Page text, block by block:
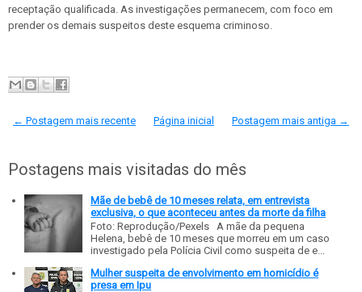
receptação qualificada. As investigações permanecem, com foco em
prender os demais suspeitos deste esquema criminoso.
← Postagem mais recente Postagem mais antiga →
Página inicial
Postagens mais visitadas do mês
Mãe de bebê de 10 meses relata, em entrevista
exclusiva, o que aconteceu antes da morte da filha
Foto: Reprodução/Pexels A mãe da pequena
Helena, bebê de 10 meses que morreu em um caso
investigado pela Polícia Civil como suspeita de e...
Mulher suspeita de envolvimento em homicídio é
presa em Ipu